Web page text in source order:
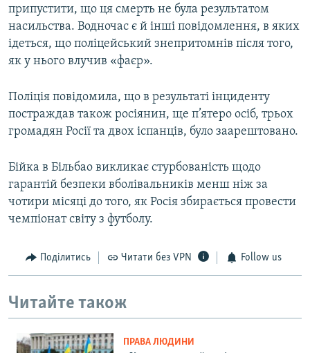
припустити, що ця смерть не була результатом
насильства. Водночас є й інші повідомлення, в яких
ідеться, що поліцейський знепритомнів після того,
як у нього влучив «фаєр».
Поліція повідомила, що в результаті інциденту
постраждав також росіянин, ще п’ятеро осіб, трьох
громадян Росії та двох іспанців, було заарештовано.
Бійка в Більбао викликає стурбованість щодо
гарантій безпеки вболівальників менш ніж за
чотири місяці до того, як Росія збирається провести
чемпіонат світу з футболу.
Поділитись Читати без VPN Follow us
Читайте також
ПРАВА ЛЮДИНИ